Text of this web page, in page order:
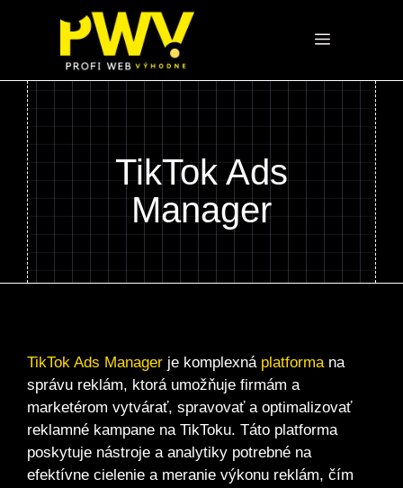
Menu
TikTok Ads
Manager
TikTok Ads Manager je komplexná platformana
správu reklám, ktorá umožňuje firmám a
marketérom vytvárať, spravovať a optimalizovať
reklamné kampane na TikToku. Táto platforma
poskytuje nástroje a analytiky potrebné na
efektívne cielenie a meranie výkonu reklám, čím